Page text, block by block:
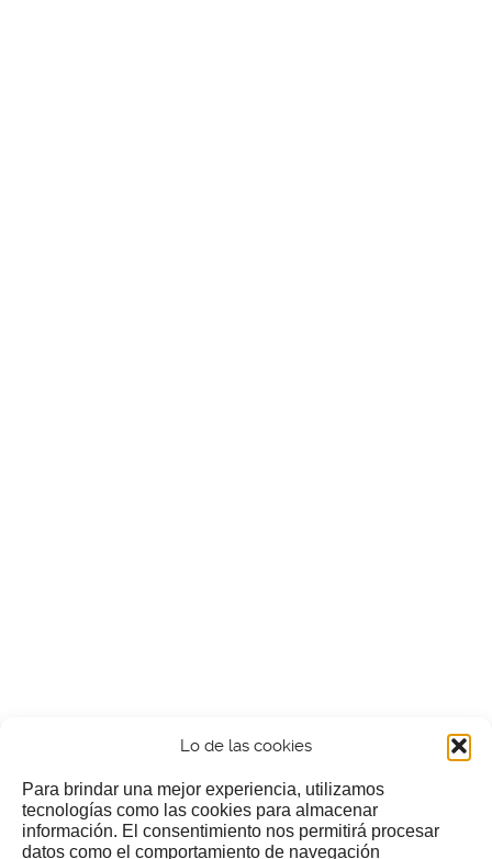
Lo de las cookies
Para brindar una mejor experiencia, utilizamos
tecnologías como las cookies para almacenar
información. El consentimiento nos permitirá procesar
datos como el comportamiento de navegación
¿Nos invitas a un cafecillo?